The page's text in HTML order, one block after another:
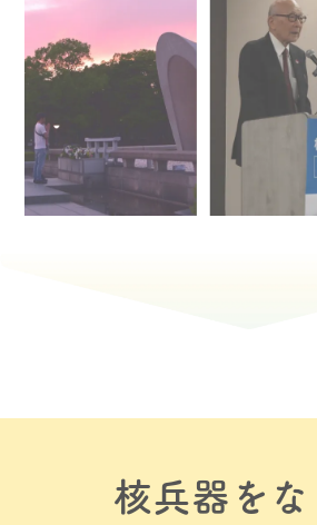
核兵器をな